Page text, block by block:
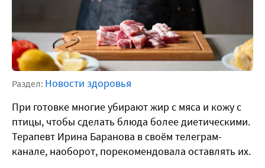
Раздел: Новости здоровья
При готовке многие убирают жир с мяса и кожу с
птицы, чтобы сделать блюда более диетическими.
Терапевт Ирина Баранова в своём телеграм-
канале, наоборот, порекомендовала оставлять их.